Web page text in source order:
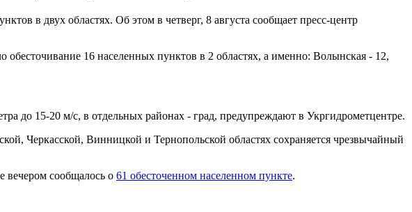
в двух областях. Об этом в четверг, 8 августа сообщает пресс-центр
16 населенных пунктов в 2 областях, а именно: Волынская - 12,
до 15-20 м/с, в отдельных районах - град, предупреждают в Укргидрометцентре.
Черкасской, Винницкой и Тернопольской областях сохраняется чрезвычайный
вечером сообщалось о 61 обесточенном населенном пункте.